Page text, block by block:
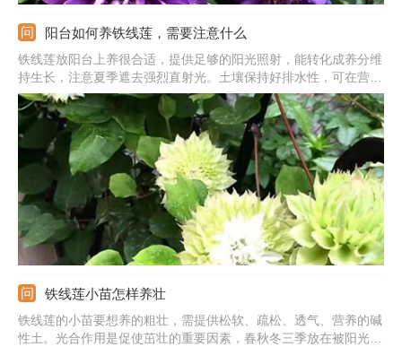
阳台如何养铁线莲，需要注意什么
铁线莲放阳台上养很合适，提供足够的阳光照射，能转化成养分维
持生长，注意夏季遮去强烈直射光。土壤保持好排水性，可在营养
土中混合珍珠岩、沙土。根据生长定期给水，不能施水太多。每隔
半个月施一次腐熟的肥料，普通的有机肥就可以。温度保持在20℃
左右，冬季要注意防寒。
铁线莲小苗怎样养壮
铁线莲的小苗要想养的粗壮，需提供松软、疏松、透气、营养的碱
性土。光合作用是促使茁壮的重要因素，春秋冬三季放在被阳光照